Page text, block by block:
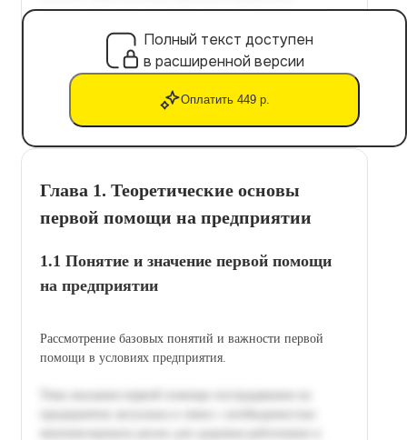
Полный текст доступен
в расширенной версии
Оплатить 449 р.
Глава 1. Теоретические основы
первой помощи на предприятии
1.1 Понятие и значение первой помощи
на предприятии
Рассмотрение базовых понятий и важности первой
помощи в условиях предприятия.